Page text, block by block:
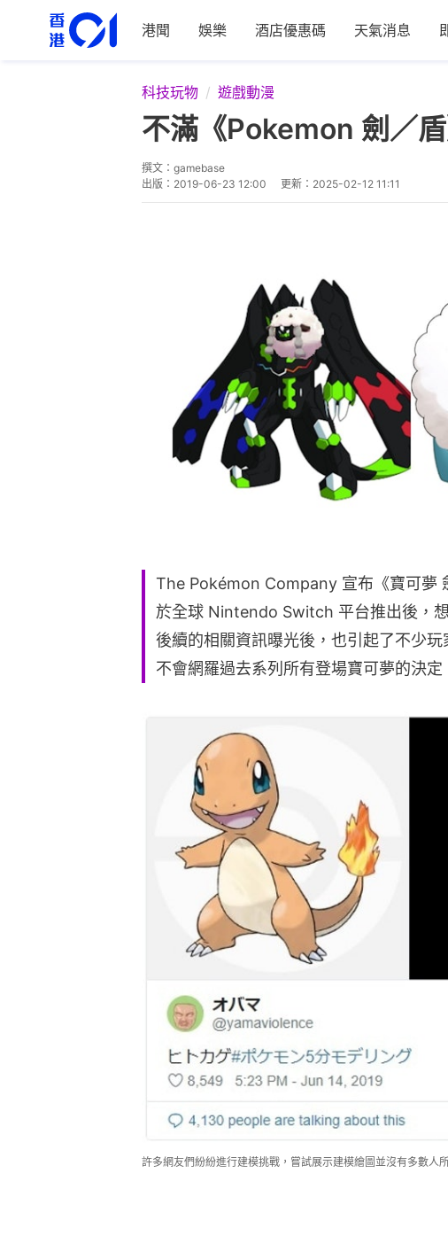
港聞 娛樂 酒店優惠碼 天氣消息
科技玩物 遊戲動漫
不滿《Pokemon 劍／
撰文： gamebase
出版： 2019-06-23 12:00 更新： 2025-02-12 11:11
The Pokémon Company 宣布《寶可夢
於全球 Nintendo Switch 平台推出後，
後續的相關資訊曝光後，也引起了不少
不會網羅過去系列所有登場寶可夢的決
許多網友們紛紛進行建模挑戰，嘗試展示建模繪圖並沒有多數人